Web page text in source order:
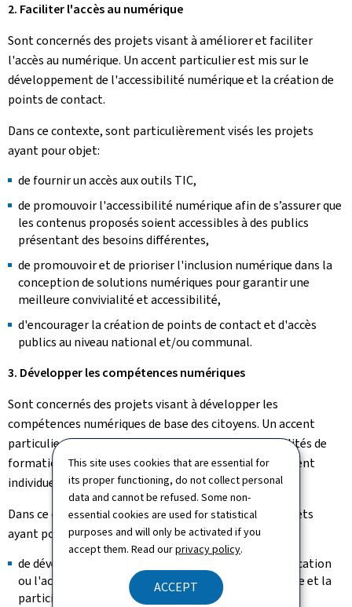
This site uses cookies that are essential for
its proper functioning, do not collect personal
data and cannot be refused. Some non-
essential cookies are used for statistical
purposes and will only be activated if you
accept them. Read ourprivacy policy.
ACCEPT
2. Faciliter l'accès au numérique
Sont concernés des projets visant à améliorer et faciliter
l'accès au numérique. Un accent particulier est mis sur le
développement de l'accessibilité numérique et la création de
points de contact.
Dans ce contexte, sont particulièrement visés les projets
ayant pour objet:
de fournir un accès aux outils TIC,
de promouvoir l'accessibilité numérique afin de s’assurer que
les contenus proposés soient accessibles à des publics
présentant des besoins différentes,
de promouvoir et de prioriser l'inclusion numérique dans la
conception de solutions numériques pour garantir une
meilleure convivialité et accessibilité,
d'encourager la création de points de contact et d'accès
publics au niveau national et/ou communal.
3. Développer les compétences numériques
Sont concernés des projets visant à développer les
compétences numériques de base des citoyens. Un accent
particulier est mis sur les projets offrant des possibilités de
formations décentralisées et/ou offrant un encadrement
individuel.
Dans ce contexte, sont particulièrement visés les projets
ayant pour objet:
de développer la citoyenneté numérique, c-à-d. l'éducation
ou l'acquisition de compétences pour l'apprentissage et la
participation active dans la société numérique,